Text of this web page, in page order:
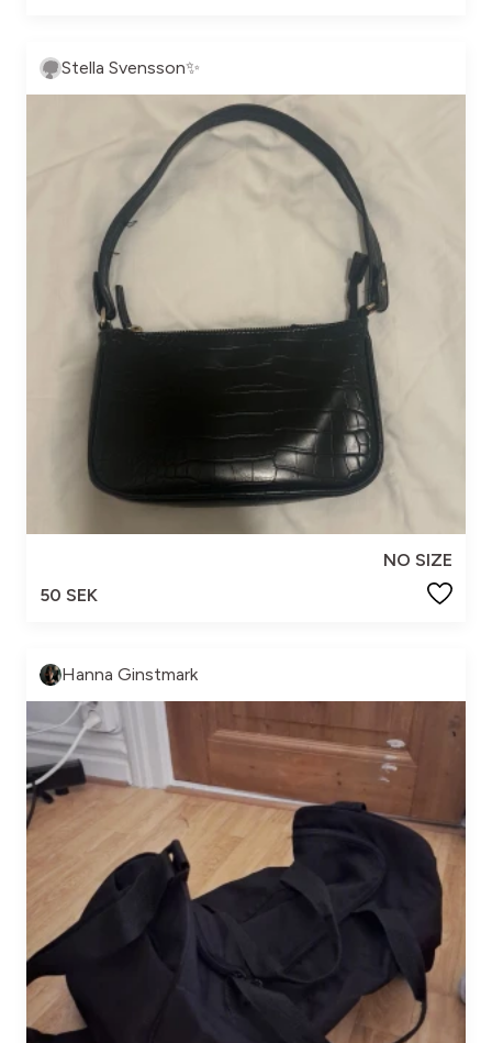
Stella Svensson✨
NO SIZE
50 SEK
Hanna Ginstmark